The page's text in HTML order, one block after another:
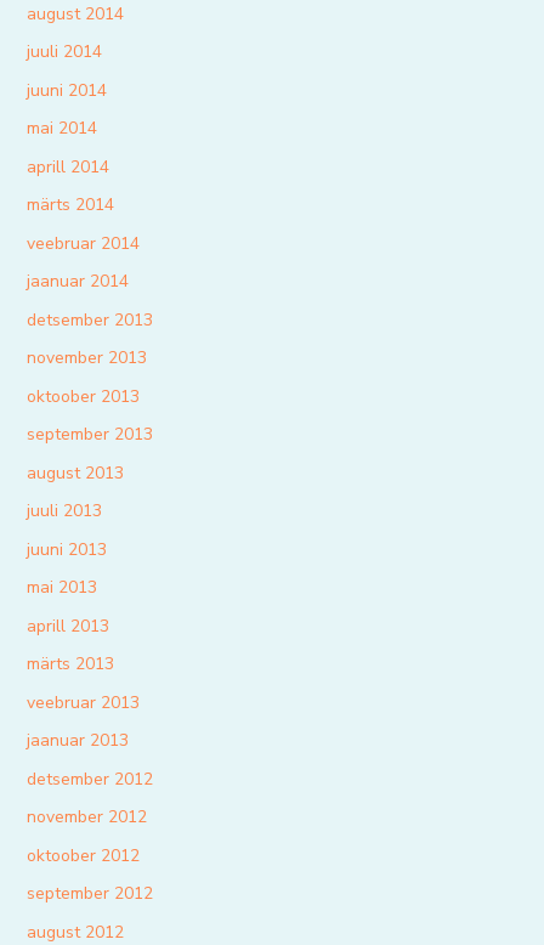
august 2014
juuli 2014
juuni 2014
mai 2014
aprill 2014
märts 2014
veebruar 2014
jaanuar 2014
detsember 2013
november 2013
oktoober 2013
september 2013
august 2013
juuli 2013
juuni 2013
mai 2013
aprill 2013
märts 2013
veebruar 2013
jaanuar 2013
detsember 2012
november 2012
oktoober 2012
september 2012
august 2012